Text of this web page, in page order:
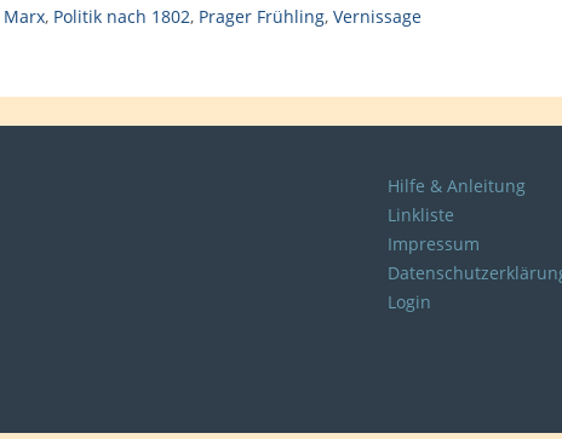
Marx, Politik nach 1802, Prager Frühling, Vernissage
Hilfe & Anleitung
Linkliste
Impressum
Login